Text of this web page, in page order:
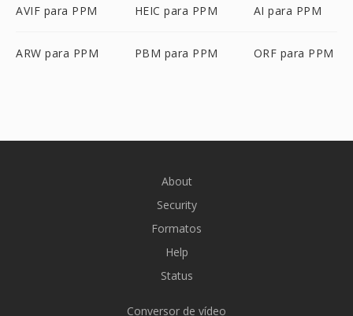
AVIF para PPM HEIC para PPM AI para PPM
ARW para PPM PBM para PPM ORF para PPM
About
Security
Formatos
Help
Status
Conversor de vídeo